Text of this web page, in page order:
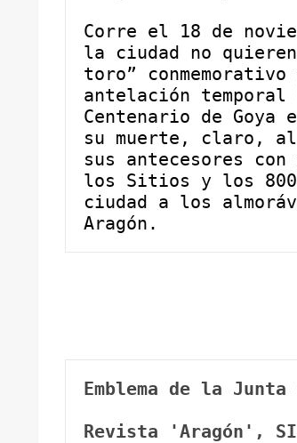
Corre el 18 de
la ciudad no
toro”
antelación temporal
Centenario de Goya
su muerte, claro, al
sus antecesores
los Sitios y los
ciudad a los
Aragón.
Emblema de la
Revista 'Aragón',